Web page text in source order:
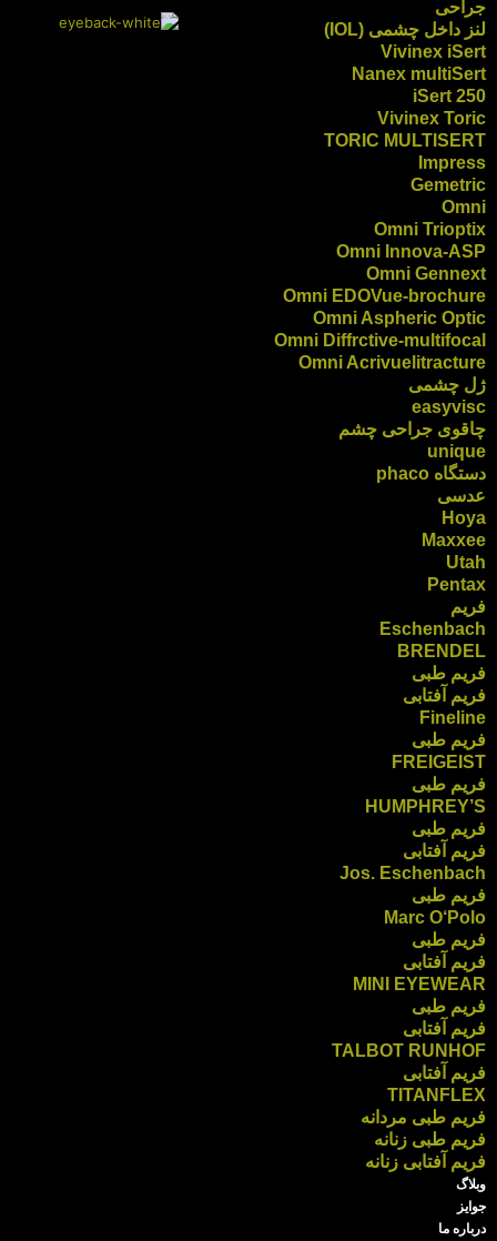
جراحی
لنز داخل چشمی (IOL)
Vivinex iSert
Nanex multiSert
iSert 250
Vivinex Toric
TORIC MULTISERT
Impress
Gemetric
Omni
Omni Trioptix
Omni Innova-ASP
Omni Gennext
Omni EDOVue-brochure
Omni Aspheric Optic
Omni Diffrctive-multifocal
Omni Acrivuelitracture
ژل چشمی
easyvisc
چاقوی جراحی چشم
unique
دستگاه phaco
عدسی
Hoya
Maxxee
Utah
Pentax
فریم
Eschenbach
BRENDEL
فریم طبی
فریم آفتابی
Fineline
فریم طبی
FREIGEIST
فریم طبی
HUMPHREY’S
فریم طبی
فریم آفتابی
Jos. Eschenbach
فریم طبی
Marc O‘Polo
فریم طبی
فریم آفتابی
MINI EYEWEAR
فریم طبی
فریم آفتابی
TALBOT RUNHOF
فریم آفتابی
TITANFLEX
فریم طبی مردانه
فریم طبی زنانه
فریم آفتابی زنانه
وبلاگ
جوایز
درباره ما